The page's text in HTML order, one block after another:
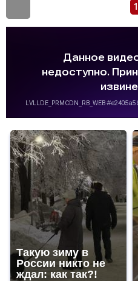
1
Такую зиму в
России никто не
ждал: как так?!